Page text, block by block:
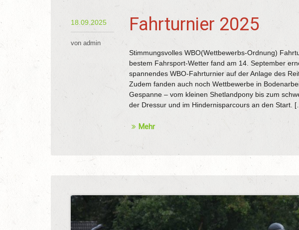
18.09.2025
von admin
Fahrturnier 2025
Stimmungsvolles WBO(Wettbewerbs-Ordnung)
bestem Fahrsport-Wetter fand am 14. September
spannendes WBO-Fahrturnier auf der Anlage des
Zudem fanden auch noch Wettbewerbe in
Gespanne – vom kleinen Shetlandpony bis zum
der Dressur und im Hindernisparcours an den Start.
Mehr